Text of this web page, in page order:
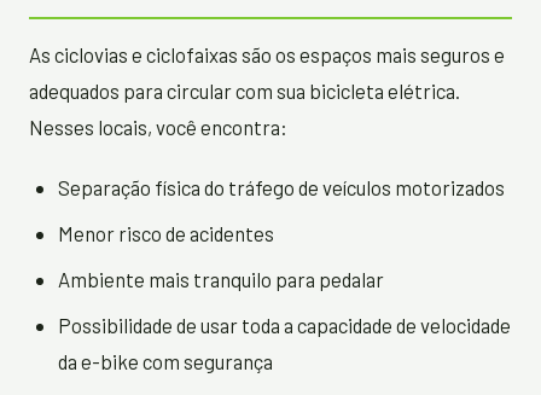
As ciclovias e ciclofaixas são os espaços mais seguros e
adequados para circular com sua bicicleta elétrica.
Nesses locais, você encontra:
Separação física do tráfego de veículos motorizados
Menor risco de acidentes
Ambiente mais tranquilo para pedalar
Possibilidade de usar toda a capacidade de velocidade
da e-bike com segurança